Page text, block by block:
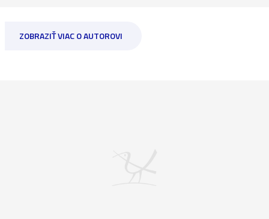
ZOBRAZIŤ VIAC O AUTOROVI